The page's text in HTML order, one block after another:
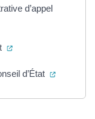
d’appel
(ouverture dans un
d’État